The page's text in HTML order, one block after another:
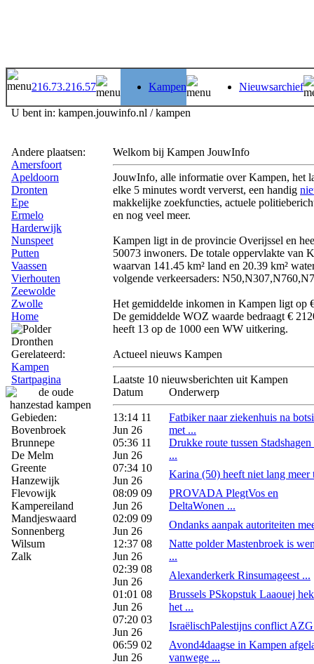
216.73.216.57 Kampen Nieuwsarchief
U bent in: kampen.jouwinfo.nl / kampen
Andere plaatsen:
Amersfoort
Apeldoorn
Dronten
Epe
Ermelo
Harderwijk
Nunspeet
Putten
Vaassen
Vierhouten
Zeewolde
Zwolle
Home
Gerelateerd:
Kampen
Startpagina
Gebieden:
Bovenbroek
Brunnepe
De Melm
Greente
Hanzewijk
Flevowijk
Kampereiland
Mandjeswaard
Sonnenberg
Wilsum
Zalk
Welkom bij Kampen JouwInfo
JouwInfo, alle informatie over Kampen, het
elke 5 minutes wordt ververst, een handig
makkelijke zoekfuncties, actuele
en nog veel meer.
Kampen ligt in de provincie Overijssel en
50073 inwoners. De totale oppervlakte van
waarvan 141.45 km² land en 20.39 km²
volgende verkeersaders:
Het gemiddelde inkomen in Kampen ligt op
De gemiddelde WOZ waarde bedraagt €
heeft 13 op de 1000 een WW uitkering.
Actueel nieuws Kampen
Laatste 10 nieuwsberichten uit Kampen
Datum
Onderwerp
13:14 11
Jun 26
Fatbiker naar ziekenhuis na
met ...
05:36 11
Jun 26
Drukke route tussen Stadshagen
...
07:34 10
Jun 26
Karina (50) heeft niet lang meer
08:09 09
Jun 26
PROVADA PlegtVos en
DeltaWonen ...
02:09 09
Jun 26
Ondanks aanpak autoriteiten
12:37 08
Jun 26
Natte polder Mastenbroek is
...
02:39 08
Jun 26
Alexanderkerk Rinsumageest ...
01:01 08
Jun 26
Brussels PSkopstuk Laaouej
het ...
07:20 03
Jun 26
IsraëlischPalestijns conflict
06:59 02
Jun 26
Avond4daagse in Kampen
vanwege ...